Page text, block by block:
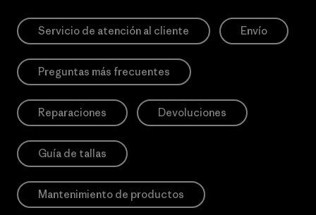
Servicio de atención al cliente Envío
Preguntas más frecuentes
Reparaciones Devoluciones
Guía de tallas
Mantenimiento de productos